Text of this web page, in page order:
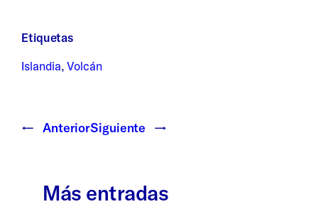
Etiquetas
Islandia, Volcán
← AnteriorSiguiente →
Más entradas